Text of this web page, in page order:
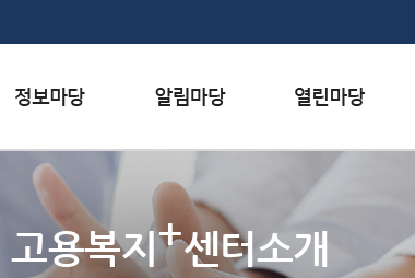
서식자료실
채용정보
인재정보
행사일정
공지사항
홍보/보도자료실
자주하는 질문
질문하기
칭찬하기
고용복지+센터소개